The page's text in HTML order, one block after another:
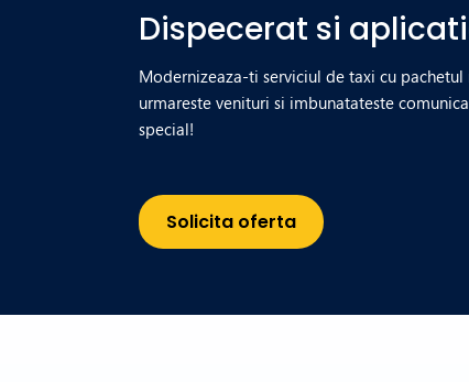
Dispecerat si
Modernizeaza-ti serviciul de taxi cu pachetul
urmareste venituri si imbunatateste
special!
Solicita oferta